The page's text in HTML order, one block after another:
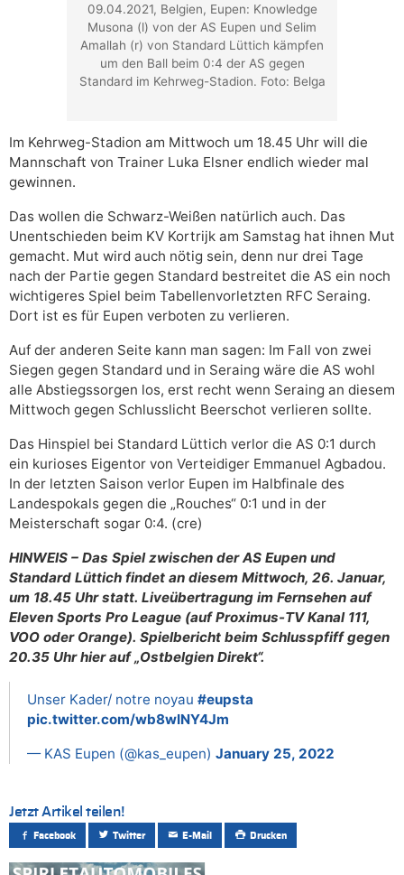
09.04.2021, Belgien, Eupen: Knowledge
Musona (l) von der AS Eupen und Selim
Amallah (r) von Standard Lüttich kämpfen
um den Ball beim 0:4 der AS gegen
Standard im Kehrweg-Stadion. Foto: Belga
Im Kehrweg-Stadion am Mittwoch um 18.45 Uhr will die
Mannschaft von Trainer Luka Elsner endlich wieder mal
gewinnen.
Das wollen die Schwarz-Weißen natürlich auch. Das
Unentschieden beim KV Kortrijk am Samstag hat ihnen Mut
gemacht. Mut wird auch nötig sein, denn nur drei Tage
nach der Partie gegen Standard bestreitet die AS ein noch
wichtigeres Spiel beim Tabellenvorletzten RFC Seraing.
Dort ist es für Eupen verboten zu verlieren.
Auf der anderen Seite kann man sagen: Im Fall von zwei
Siegen gegen Standard und in Seraing wäre die AS wohl
alle Abstiegssorgen los, erst recht wenn Seraing an diesem
Mittwoch gegen Schlusslicht Beerschot verlieren sollte.
Das Hinspiel bei Standard Lüttich verlor die AS 0:1 durch
ein kurioses Eigentor von Verteidiger Emmanuel Agbadou.
In der letzten Saison verlor Eupen im Halbfinale des
Landespokals gegen die „Rouches“ 0:1 und in der
Meisterschaft sogar 0:4. (cre)
HINWEIS – Das Spiel zwischen der AS Eupen und
Standard Lüttich findet an diesem Mittwoch, 26. Januar,
um 18.45 Uhr statt. Liveübertragung im Fernsehen auf
Eleven Sports Pro League (auf Proximus-TV Kanal 111,
VOO oder Orange). Spielbericht beim Schlusspfiff gegen
20.35 Uhr hier auf „Ostbelgien Direkt“.
Unser Kader/ notre noyau #eupsta
pic.twitter.com/wb8wINY4Jm
— KAS Eupen (@kas_eupen) January 25, 2022
Jetzt Artikel teilen!
Facebook Twitter E-Mail Drucken